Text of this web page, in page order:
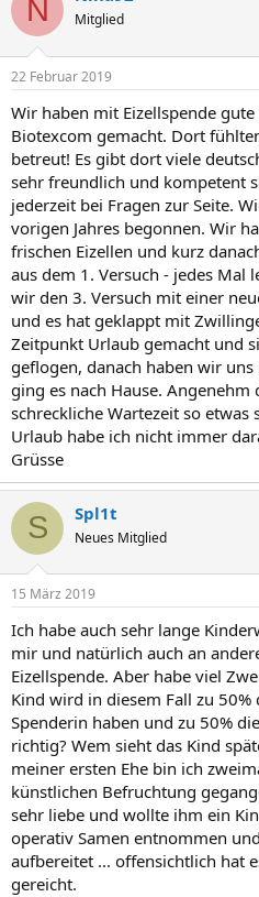
N Mitglied
22 Februar 2019
Wir haben mit Eizellspende
Biotexcom gemacht. Dort
betreut! Es gibt dort viele
sehr freundlich und kompetent
jederzeit bei Fragen zur Seite.
vorigen Jahres begonnen. Wir
frischen Eizellen und kurz
aus dem 1. Versuch - jedes Mal
wir den 3. Versuch mit einer
und es hat geklappt mit
Zeitpunkt Urlaub gemacht und
geflogen, danach haben wir
ging es nach Hause. Angenehm
schreckliche Wartezeit so
Urlaub habe ich nicht immer
Grüsse
S Spl1t
Neues Mitglied
15 März 2019
Ich habe auch sehr lange
mir und natürlich auch an
Eizellspende. Aber habe viel
Kind wird in diesem Fall zu 50%
Spenderin haben und zu 50%
richtig? Wem sieht das Kind
meiner ersten Ehe bin ich
künstlichen Befruchtung
sehr liebe und wollte ihm ein
operativ Samen entnommen
aufbereitet ... offensichtlich hat
gereicht.